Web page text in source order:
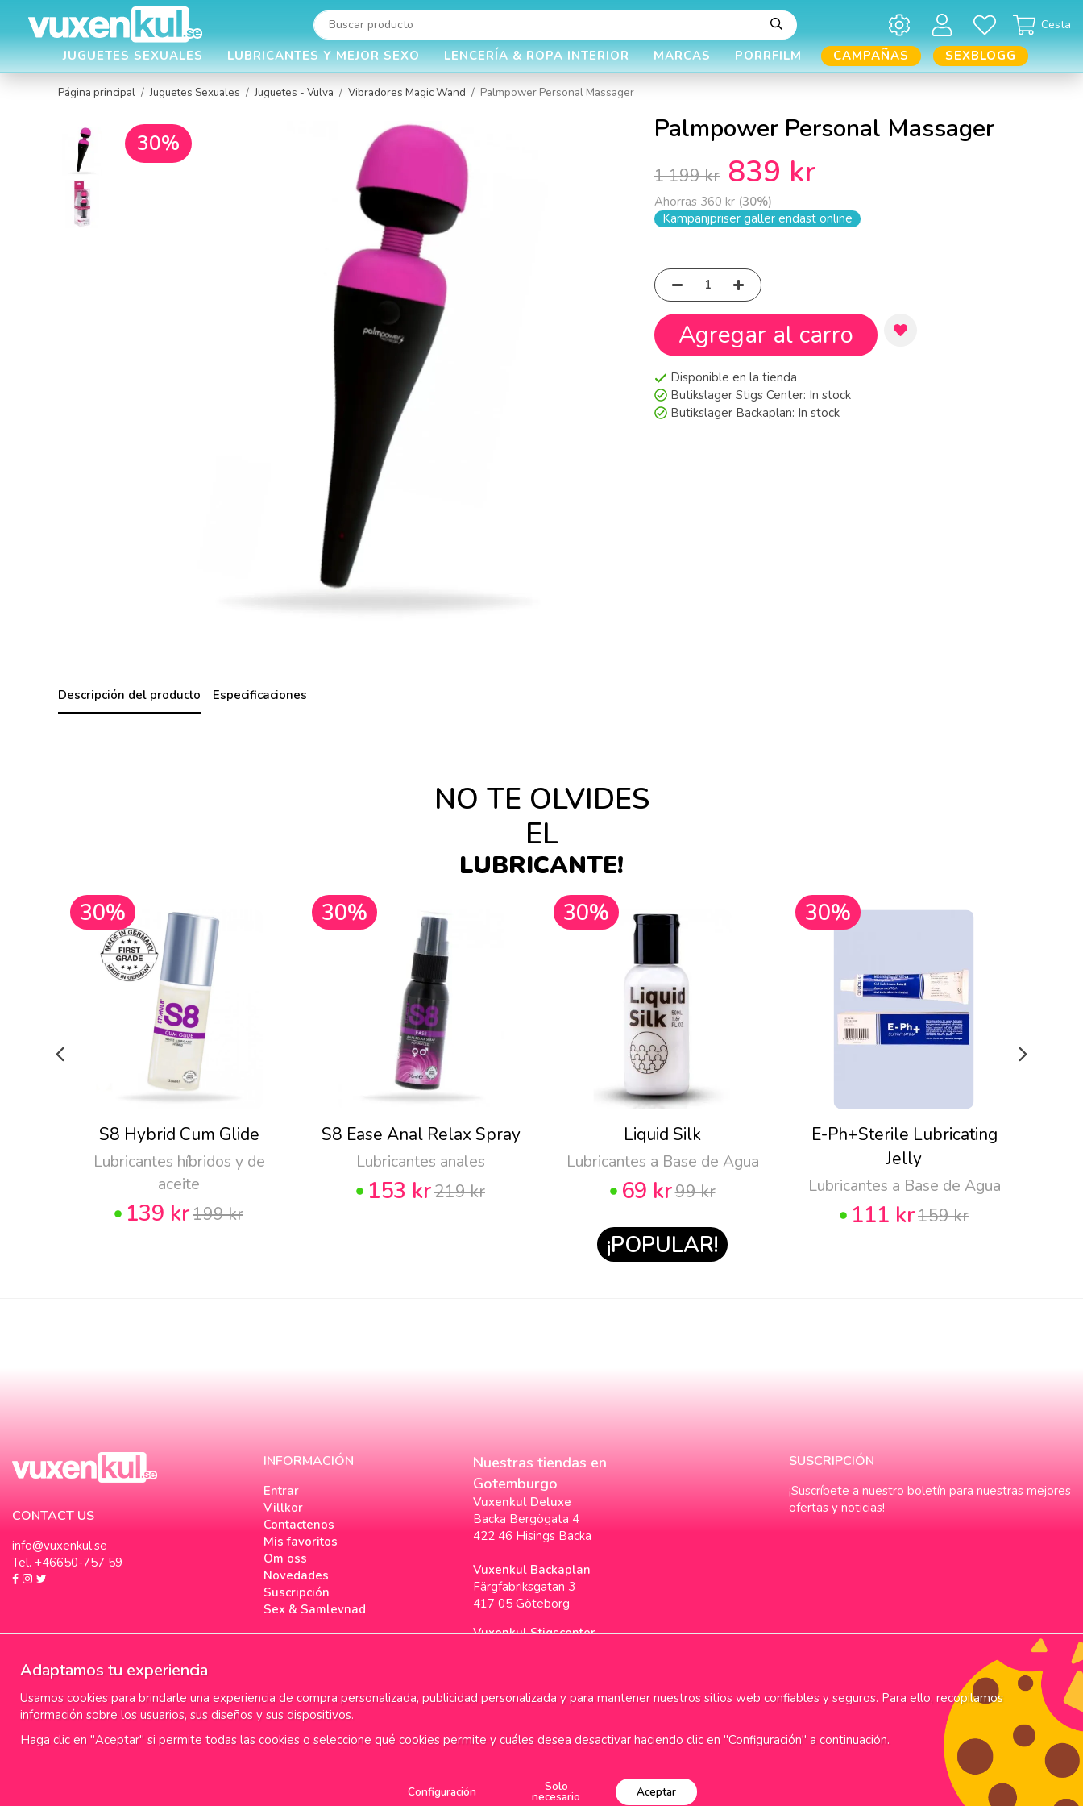
Cesta
JUGUETES SEXUALES LUBRICANTES Y MEJOR SEXO LENCERÍA & ROPA INTERIOR MARCAS PORRFILM CAMPAÑAS SEXBLOGG
Página principal / Juguetes Sexuales / Juguetes - Vulva / Vibradores Magic Wand / Palmpower Personal Massager
30% Palmpower Personal Massager
1 199 kr 839 kr
Ahorras 360 kr (30%)
Kampanjpriser gäller endast online
Agregar al carro
Disponible en la tienda
Butikslager Stigs Center: In stock
Butikslager Backaplan: In stock
Descripción del producto Especificaciones
NO TE OLVIDES
EL
LUBRICANTE!
30%
S8 Hybrid Cum Glide
Lubricantes híbridos y de
aceite
139 kr199 kr
30%
S8 Ease Anal Relax Spray
Lubricantes anales
153 kr219 kr
30%
Liquid Silk
Lubricantes a Base de Agua
69 kr99 kr
¡POPULAR!
30%
E-Ph+Sterile Lubricating
Jelly
Lubricantes a Base de Agua
111 kr159 kr
CONTACT US
info@vuxenkul.se
Tel. +46650-757 59
INFORMACIÓN
Entrar
Villkor
Contactenos
Mis favoritos
Om oss
Novedades
Suscripción
Sex & Samlevnad
Nuestras tiendas en
Gotemburgo
Vuxenkul Deluxe
Backa Bergögata 4
422 46 Hisings Backa
Vuxenkul Backaplan
Färgfabriksgatan 3
417 05 Göteborg
Vuxenkul Stigscenter
Horarios & Info
SUSCRIPCIÓN
¡Suscríbete a nuestro boletín para nuestras mejores
ofertas y noticias!
1-2 dagars leverans Alltid låga priser
Adaptamos tu experiencia
Usamos cookies para brindarle una experiencia de compra personalizada, publicidad personalizada y para mantener nuestros sitios web confiables y seguros. Para ello, recopilamos
información sobre los usuarios, sus diseños y sus dispositivos.
Haga clic en "Aceptar" si permite todas las cookies o seleccione qué cookies permite y cuáles desea desactivar haciendo clic en "Configuración" a continuación.
Configuración Solo
necesario Aceptar